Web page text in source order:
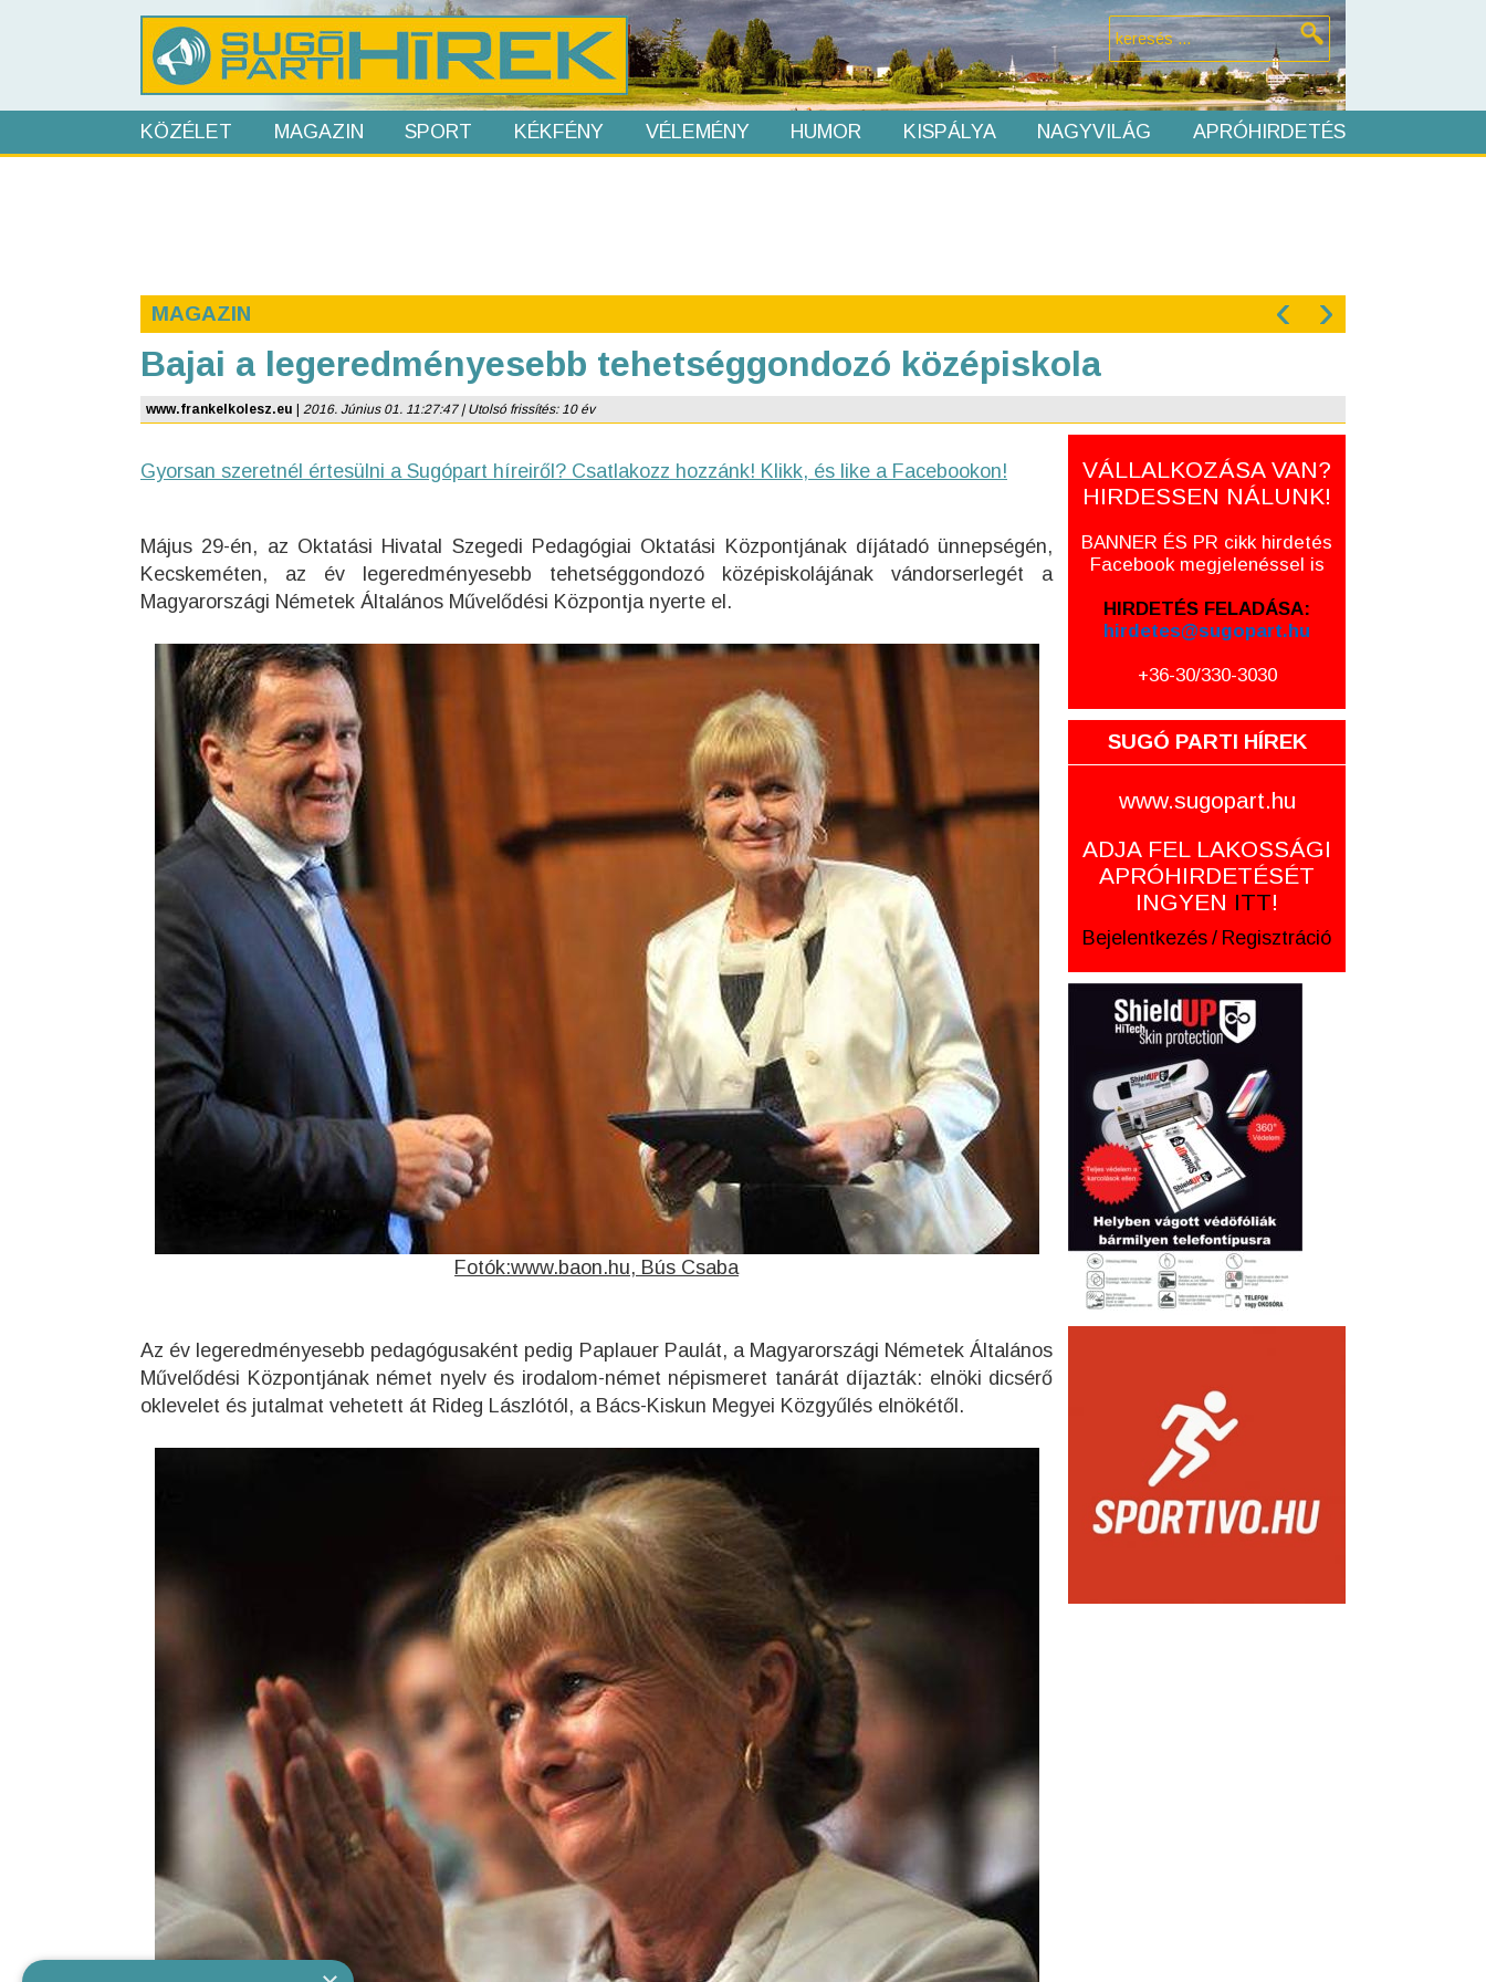
KÖZÉLET MAGAZIN SPORT KÉKFÉNY VÉLEMÉNY HUMOR KISPÁLYA NAGYVILÁG APRÓHIRDETÉS
MAGAZIN ‹ ›
Bajai a legeredményesebb tehetséggondozó középiskola
www.frankelkolesz.eu 2016. Június 01. 11:27:47 | Utolsó frissítés: 10 év
Gyorsan szeretnél értesülni a Sugópart híreiről? Csatlakozz hozzánk! Klikk, és like a Facebookon!
Május 29-én, az Oktatási Hivatal Szegedi Pedagógiai Oktatási Központjának díjátadó ünnepségén,
Kecskeméten, az év legeredményesebb tehetséggondozó középiskolájának vándorserlegét a
Magyarországi Németek Általános Művelődési Központja nyerte el.
Fotók:www.baon.hu, Bús Csaba
Az év legeredményesebb pedagógusaként pedig Paplauer Paulát, a Magyarországi Németek Általános
Művelődési Központjának német nyelv és irodalom-német népismeret tanárát díjazták: elnöki dicsérő
oklevelet és jutalmat vehetett át Rideg Lászlótól, a Bács-Kiskun Megyei Közgyűlés elnökétől.
VÁLLALKOZÁSA VAN?
HIRDESSEN NÁLUNK!
BANNER ÉS PR cikk hirdetés
Facebook megjelenéssel is
HIRDETÉS FELADÁSA:
hirdetes@sugopart.hu
+36-30/330-3030
SUGÓ PARTI HÍREK
www.sugopart.hu
ADJA FEL LAKOSSÁGI
APRÓHIRDETÉSÉT
INGYEN ITT!
Bejelentkezés / Regisztráció